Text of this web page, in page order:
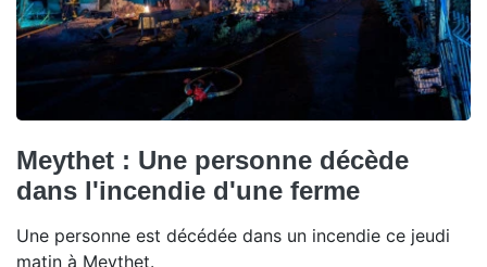
Meythet : Une personne décède
dans l'incendie d'une ferme
Une personne est décédée dans un incendie ce jeudi
matin à Meythet.